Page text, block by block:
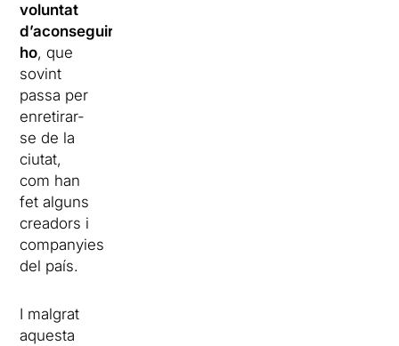
voluntat
d’aconseguir-
ho, que
sovint
passa per
enretirar-
se de la
ciutat,
com han
fet alguns
creadors i
companyies
del país.
I malgrat
aquesta